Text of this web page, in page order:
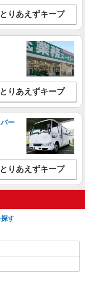
より
務も相談可。 ※給与
詳細を見る
円 ※経験・能力により
途全額支給致します。
給制度あり ※その他、
も相談可。 ※給与
詳細を見る
とりあえずキープ
とりあえずキープ
ー
とりあえずキープ
す